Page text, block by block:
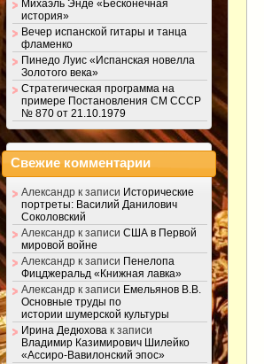
Михаэль Энде «Бесконечная
история»
Вечер испанской гитары и танца
фламенко
Пинедо Луис «Испанская новелла
Золотого века»
Стратегическая программа на
примере Постановления СМ СССР
№ 870 от 21.10.1979
Свежие комментарии
Александр к записи Исторические
портреты: Василий Данилович
Соколовский
Александр к записи США в Первой
мировой войне
Александр к записи Пенелопа
Фицджеральд «Книжная лавка»
Александр к записи Емельянов В.В.
Основные труды по
истории шумерской культуры
Ирина Дедюхова к записи
Владимир Казимирович Шилейко
«Ассиро-Вавилонский эпос»